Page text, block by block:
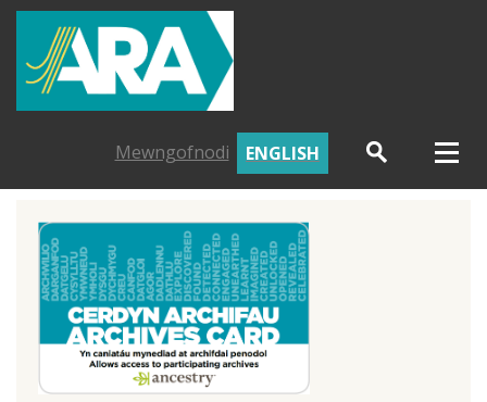
Mewngofnodi ENGLISH